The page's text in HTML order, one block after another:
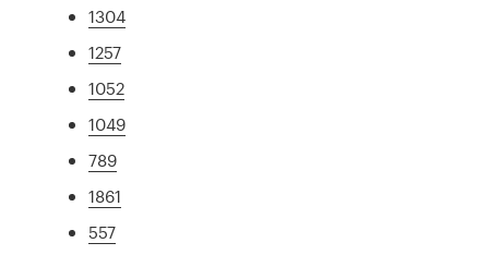
1304
1257
1052
1049
789
1861
557